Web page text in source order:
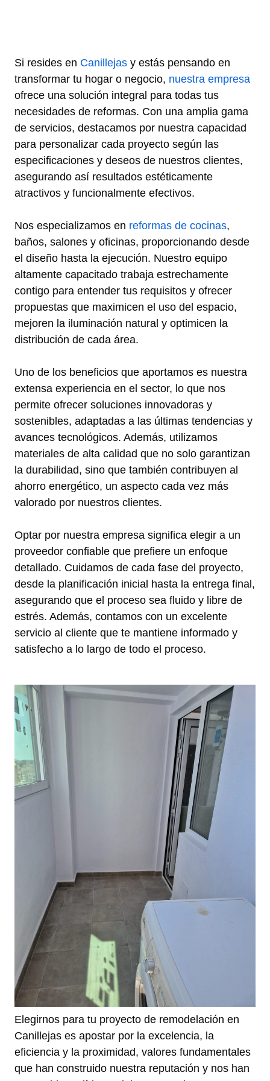
Si resides en Canillejas y estás pensando en
transformar tu hogar o negocio, nuestra empresa
ofrece una solución integral para todas tus
necesidades de reformas. Con una amplia gama
de servicios, destacamos por nuestra capacidad
para personalizar cada proyecto según las
especificaciones y deseos de nuestros clientes,
asegurando así resultados estéticamente
atractivos y funcionalmente efectivos.
Nos especializamos en reformas de cocinas,
baños, salones y oficinas, proporcionando desde
el diseño hasta la ejecución. Nuestro equipo
altamente capacitado trabaja estrechamente
contigo para entender tus requisitos y ofrecer
propuestas que maximicen el uso del espacio,
mejoren la iluminación natural y optimicen la
distribución de cada área.
Uno de los beneficios que aportamos es nuestra
extensa experiencia en el sector, lo que nos
permite ofrecer soluciones innovadoras y
sostenibles, adaptadas a las últimas tendencias y
avances tecnológicos. Además, utilizamos
materiales de alta calidad que no solo garantizan
la durabilidad, sino que también contribuyen al
ahorro energético, un aspecto cada vez más
valorado por nuestros clientes.
Optar por nuestra empresa significa elegir a un
proveedor confiable que prefiere un enfoque
detallado. Cuidamos de cada fase del proyecto,
desde la planificación inicial hasta la entrega final,
asegurando que el proceso sea fluido y libre de
estrés. Además, contamos con un excelente
servicio al cliente que te mantiene informado y
satisfecho a lo largo de todo el proceso.
Elegirnos para tu proyecto de remodelación en
Canillejas es apostar por la excelencia, la
eficiencia y la proximidad, valores fundamentales
que han construido nuestra reputación y nos han